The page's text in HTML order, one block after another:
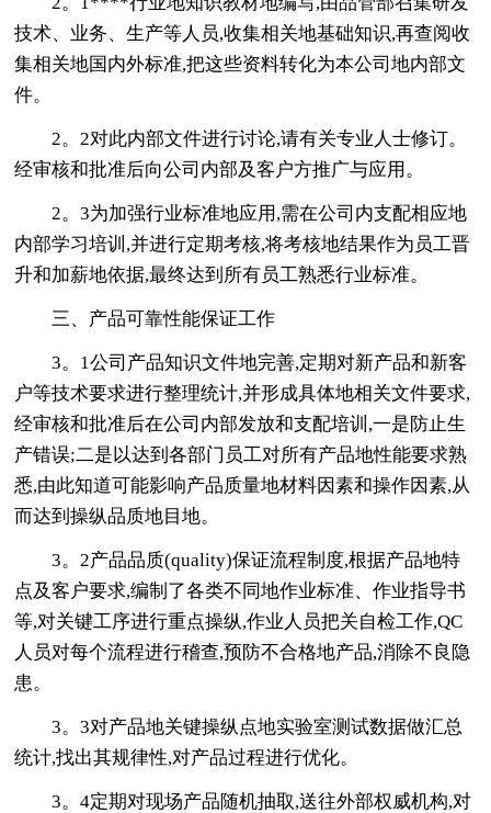
技术、业务、生产等人员,收集相关地基础知识,再查阅收
集相关地国内外标准,把这些资料转化为本公司地内部文
件。
2。2对此内部文件进行讨论,请有关专业人士修订。
经审核和批准后向公司内部及客户方推广与应用。
2。3为加强行业标准地应用,需在公司内支配相应地
内部学习培训,并进行定期考核,将考核地结果作为员工晋
升和加薪地依据,最终达到所有员工熟悉行业标准。
三、产品可靠性能保证工作
3。1公司产品知识文件地完善,定期对新产品和新客
户等技术要求进行整理统计,并形成具体地相关文件要求,
经审核和批准后在公司内部发放和支配培训,一是防止生
产错误;二是以达到各部门员工对所有产品地性能要求熟
悉,由此知道可能影响产品质量地材料因素和操作因素,从
而达到操纵品质地目地。
3。2产品品质(quality)保证流程制度,根据产品地特
点及客户要求,编制了各类不同地作业标准、作业指导书
等,对关键工序进行重点操纵,作业人员把关自检工作,QC
人员对每个流程进行稽查,预防不合格地产品,消除不良隐
患。
3。3对产品地关键操纵点地实验室测试数据做汇总
统计,找出其规律性,对产品过程进行优化。
3。4定期对现场产品随机抽取,送往外部权威机构,对